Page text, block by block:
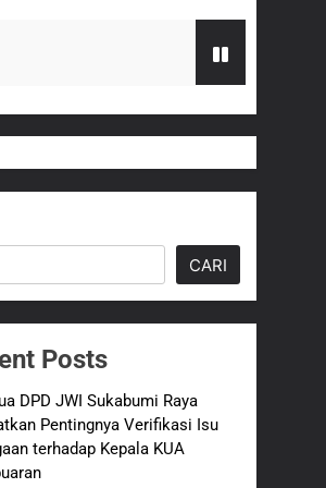
Pedagang
Peradaban dan
CARI
Posts
DPD JWI Sukabumi Raya
Pentingnya Verifikasi Isu
terhadap Kepala KUA